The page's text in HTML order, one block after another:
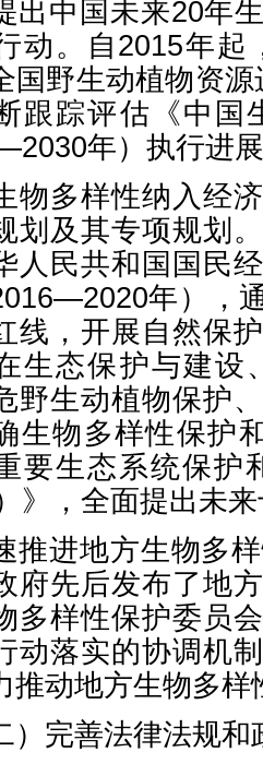
出中国未来20年
动。自2015年
国野生动植物资
跟踪评估《中国
年）执行进
多样性纳入经济
划及其专项规划
人民共和国国民
年），
线，开展自然保
生态保护与建设
野生动植物保护
生物多样性保护
要生态系统保
》，全面提出未
进地方生物多样
府先后发布了地
多样性保护委员
动落实的协调机
推动地方生物多样
完善法律法规和